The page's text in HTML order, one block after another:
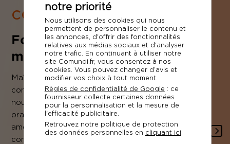
notre priorité
Nous utilisons des cookies qui nous
permettent de personnaliser le contenu et
les annonces, d'offrir des fonctionnalités
relatives aux médias sociaux et d'analyser
notre trafic. En continuant à utiliser notre
site Comundi.fr, vous consentez à nos
cookies. Vous pouvez changer d’avis et
modifier vos choix à tout moment.
Règles de confidentialité de Google : ce
fournisseur collecte certaines données
pour la personnalisation et la mesure de
l'efficacité publicitaire.
Retrouvez notre politique de protection
des données personnelles en cliquant ici
COMPÉTENCES MÉTIERS
Formation Communication,
marketing, digital
Maîtriser les évolutions de votre éco-système,
comprendre les attentes clients, exploiter les
nouvelles technologies, vous inspirer des bonnes
pratiques... Autant d'enjeux indispensables pour
améliorer vos stratégies de marketing,
communication, de vente et de relation client.